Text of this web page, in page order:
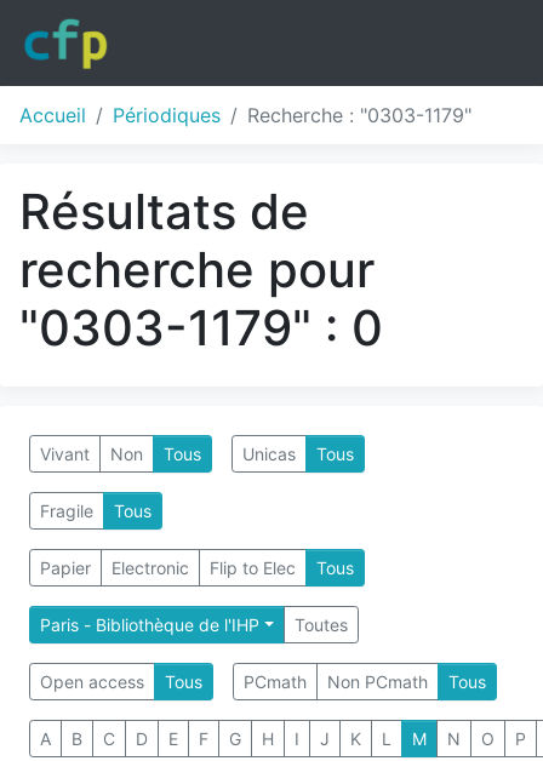
Accueil Périodiques Recherche : "0303-1179"
Résultats de
recherche pour
"0303-1179" : 0
Vivant Non Tous Unicas Tous
Fragile Tous
Papier Electronic Flip to Elec Tous
Paris - Bibliothèque de l'IHP Toutes
Open access Tous PCmath Non PCmath Tous
A B C D E F G H I J K L M N O P